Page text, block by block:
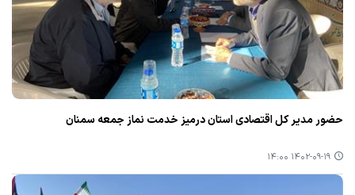
حضور مدیر كل اقتصادی استان درمیز خدمت نماز جمعه سمنان
۱۴۰۲-۰۹-۱۹ ۱۴:۰۰